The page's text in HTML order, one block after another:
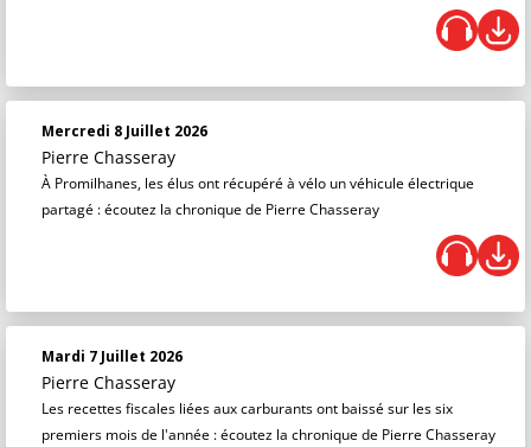
Mercredi 8 Juillet 2026
Pierre Chasseray
À Promilhanes, les élus ont récupéré à vélo un véhicule électrique
partagé : écoutez la chronique de Pierre Chasseray
Mardi 7 Juillet 2026
Pierre Chasseray
Les recettes fiscales liées aux carburants ont baissé sur les six
premiers mois de l'année : écoutez la chronique de Pierre Chasseray